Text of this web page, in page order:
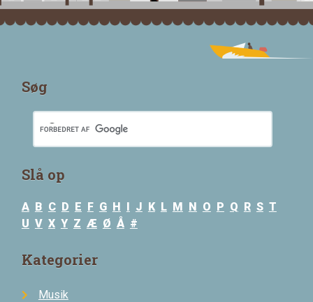
Søg
Slå op
A B C D E F G H I J K L M N O P Q R S T
U V X Y Z Æ Ø Å #
Kategorier
Musik